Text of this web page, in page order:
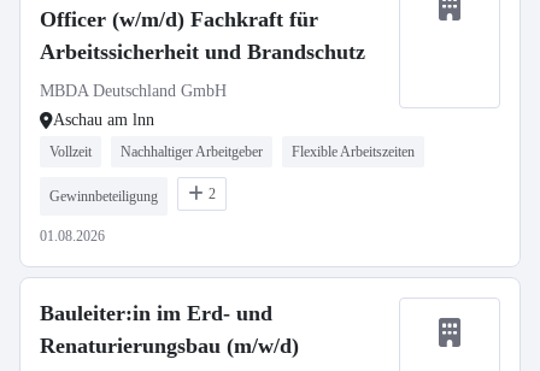
Officer (w/m/d) Fachkraft für
Arbeitssicherheit und Brandschutz
MBDA Deutschland GmbH
Aschau am lnn
Vollzeit Nachhaltiger Arbeitgeber Flexible Arbeitszeiten
Gewinnbeteiligung 2
01.08.2026
Bauleiter:in im Erd- und
Renaturierungsbau (m/w/d)